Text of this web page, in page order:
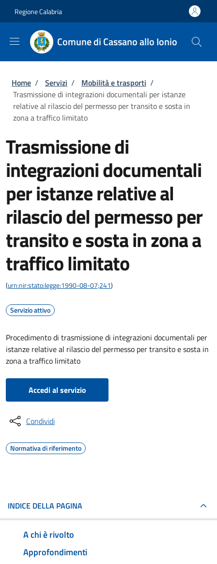
Regione Calabria
Comune di Cassano allo Ionio
Briciole di pane
Home / Servizi / Mobilità e trasporti /
Trasmissione di integrazioni documentali per istanze
relative al rilascio del permesso per transito e sosta in
zona a traffico limitato
Trasmissione di
integrazioni documentali
per istanze relative al
rilascio del permesso per
transito e sosta in zona a
traffico limitato
(urn:nir:stato:legge:1990-08-07;241)
Servizio attivo
Procedimento di trasmissione di integrazioni documentali per
istanze relative al rilascio del permesso per transito e sosta in
zona a traffico limitato
Accedi al servizio
Condividi
Normativa di riferimento
INDICE DELLA PAGINA
A chi è rivolto
Approfondimenti